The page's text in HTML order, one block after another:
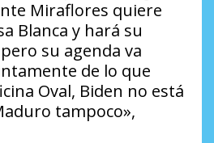
Miraflores quiere
Blanca y hará su
su agenda va
de lo que
Oval, Biden no está
tampoco»,